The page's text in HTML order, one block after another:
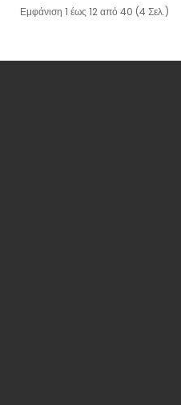
Εμφάνιση 1 έως 12 από 40 (4 Σελ.)